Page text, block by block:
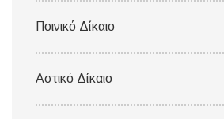
Ποινικό Δίκαιο
Αστικό Δίκαιο